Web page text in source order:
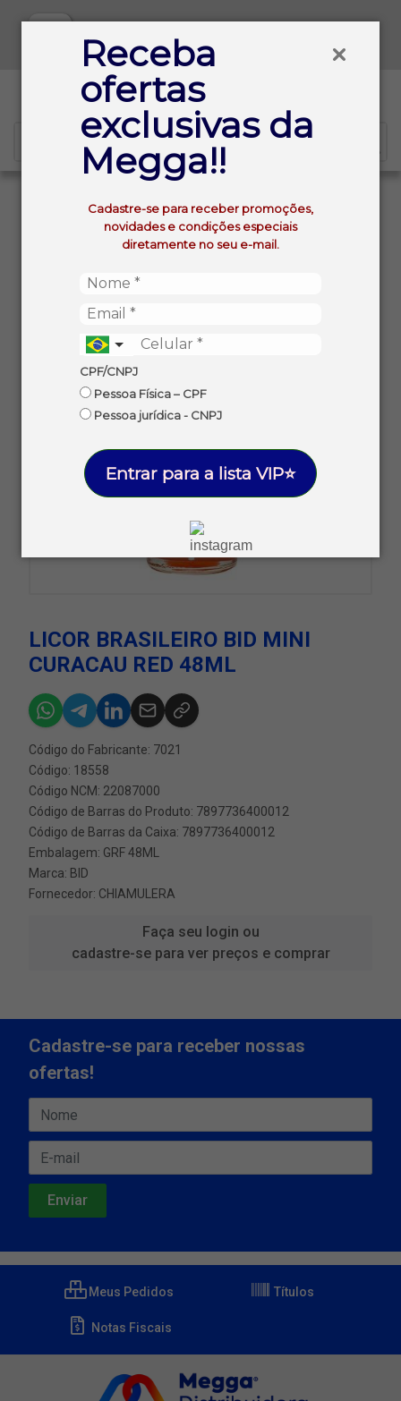
Receba
ofertas
exclusivas da
Megga!!
Cadastre-se para receber promoções,
novidades e condições especiais
diretamente no seu e-mail.
CPF/CNPJ
Pessoa Física – CPF
Pessoa jurídica - CNPJ
Entrar para a lista VIP⭐
LICOR BRASILEIRO BID MINI CURACAU RED 48ML
LICOR BRASILEIRO BID MINI
CURACAU RED 48ML
Código do Fabricante: 7021
Código: 18558
Código NCM: 22087000
Código de Barras do Produto: 7897736400012
Código de Barras da Caixa: 7897736400012
Embalagem: GRF 48ML
Marca: BID
Fornecedor: CHIAMULERA
Faça seu login ou
cadastre-se para ver preços e comprar
Cadastre-se para receber nossas
ofertas!
Meus Pedidos Títulos
Notas Fiscais